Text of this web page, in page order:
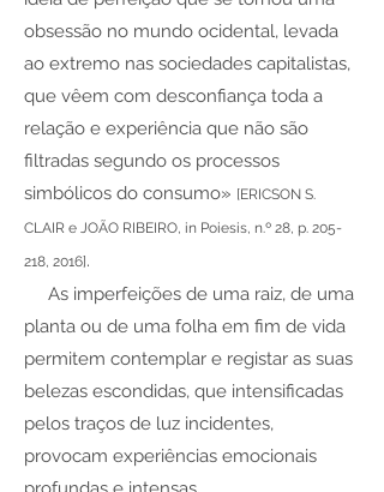
obsessão no mundo ocidental, levada
ao extremo nas sociedades capitalistas,
que vêem com desconfiança toda a
relação e experiência que não são
filtradas segundo os processos
simbólicos do consumo» [ERICSON S.
CLAIR e JOÃO RIBEIRO, in Poiesis, n.º 28, p. 205-
218, 2016] .
As imperfeições de uma raiz, de uma
planta ou de uma folha em fim de vida
permitem contemplar e registar as suas
belezas escondidas, que intensificadas
pelos traços de luz incidentes,
provocam experiências emocionais